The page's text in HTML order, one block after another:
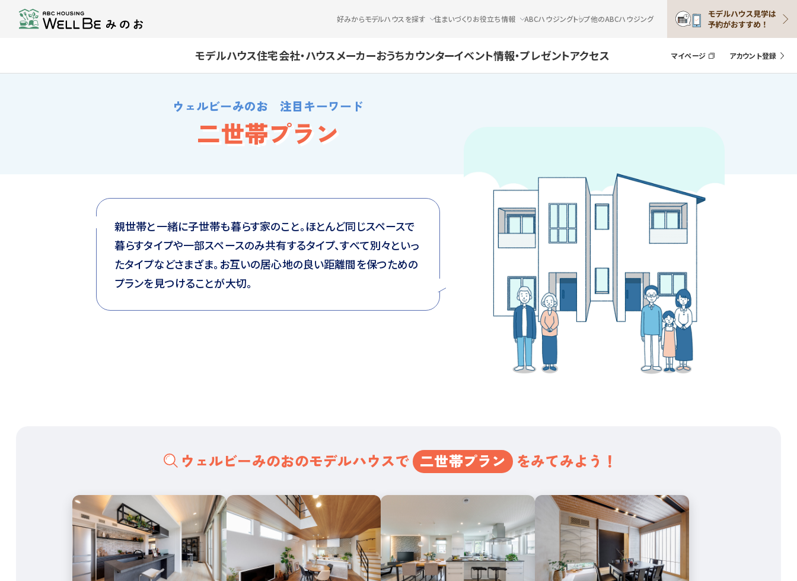
好みからモデルハウスを探す 住まいづくりお役立ち情報 ABCハウジングトップ他のABCハウジング
モデルハウス住宅会社・ハウスメーカーおうちカウンターイベント情報・プレゼントアクセス マイページ アカウント登録
ウェルビーみのお 注目キーワード
二世帯プラン
親世帯と一緒に子世帯も暮らす家のこと。ほとんど同じスペースで
暮らすタイプや一部スペースのみ共有するタイプ、すべて別々といっ
たタイプなどさまざま。お互いの居心地の良い距離間を保つための
プランを見つけることが大切。
ウェルビーみのおのモデルハウスで 二世帯プラン をみてみよう！